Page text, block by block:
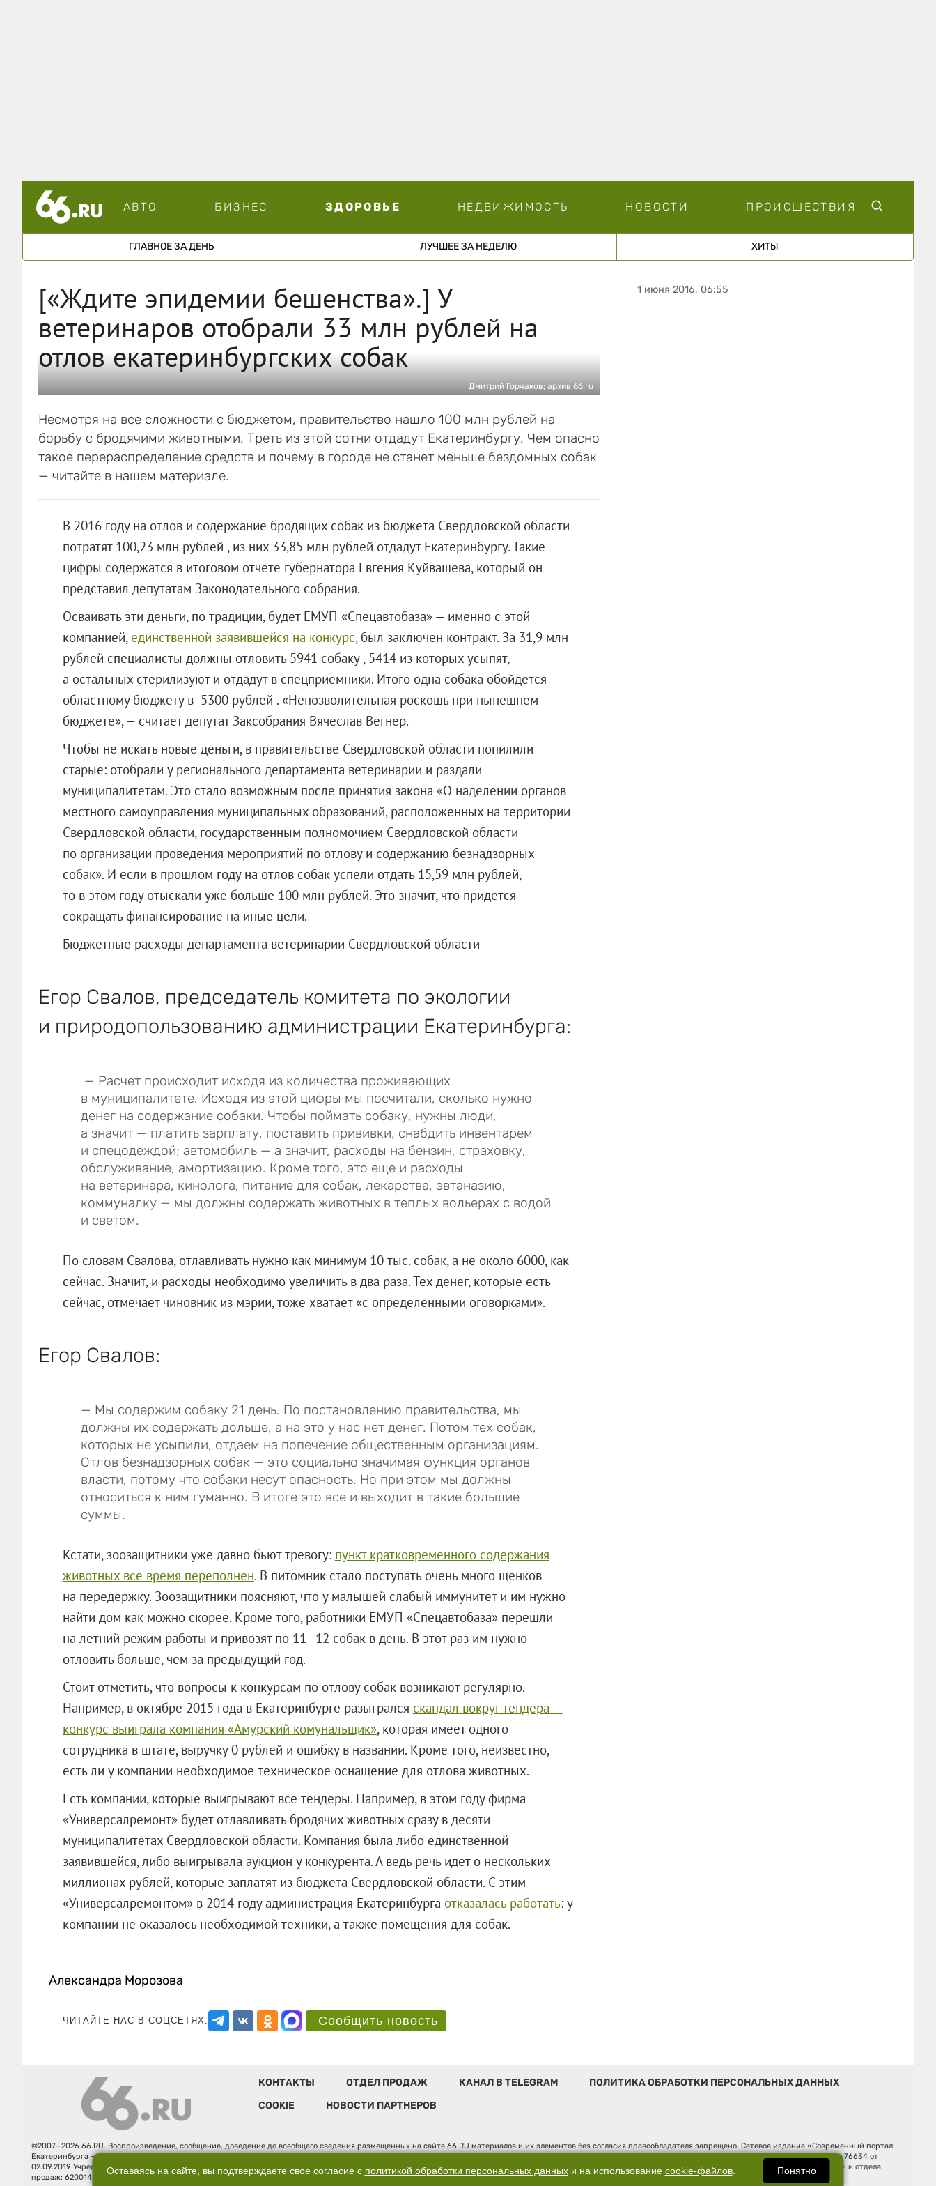
АВТО БИЗНЕС ЗДОРОВЬЕ НЕДВИЖИМОСТЬ НОВОСТИ ПРОИСШЕСТВИЯ
ГЛАВНОЕ ЗА ДЕНЬ ЛУЧШЕЕ ЗА НЕДЕЛЮ ХИТЫ
[«Ждите эпидемии бешенства».] У
ветеринаров отобрали 33 млн рублей на
отлов екатеринбургских собак
Дмитрий Горчаков; архив 66.ru
Несмотря на все сложности с бюджетом, правительство нашло 100 млн рублей на
борьбу с бродячими животными. Треть из этой сотни отдадут Екатеринбургу. Чем опасно
такое перераспределение средств и почему в городе не станет меньше бездомных собак
— читайте в нашем материале.
В 2016 году на отлов и содержание бродящих собак из бюджета Свердловской области
потратят 100,23 млн рублей , из них 33,85 млн рублей отдадут Екатеринбургу. Такие
цифры содержатся в итоговом отчете губернатора Евгения Куйвашева, который он
представил депутатам Законодательного собрания.
Осваивать эти деньги, по традиции, будет ЕМУП «Спецавтобаза» — именно с этой
компанией, единственной заявившейся на конкурс, был заключен контракт. За 31,9 млн
рублей специалисты должны отловить 5941 собаку , 5414 из которых усыпят,
а остальных стерилизуют и отдадут в спецприемники. Итого одна собака обойдется
областному бюджету в 5300 рублей . «Непозволительная роскошь при нынешнем
бюджете», — считает депутат Заксобрания Вячеслав Вегнер.
Чтобы не искать новые деньги, в правительстве Свердловской области попилили
старые: отобрали у регионального департамента ветеринарии и раздали
муниципалитетам. Это стало возможным после принятия закона «О наделении органов
местного самоуправления муниципальных образований, расположенных на территории
Свердловской области, государственным полномочием Свердловской области
по организации проведения мероприятий по отлову и содержанию безнадзорных
собак». И если в прошлом году на отлов собак успели отдать 15,59 млн рублей,
то в этом году отыскали уже больше 100 млн рублей. Это значит, что придется
сокращать финансирование на иные цели.
Бюджетные расходы департамента ветеринарии Свердловской области
Егор Свалов, председатель комитета по экологии
и природопользованию администрации Екатеринбурга:
— Расчет происходит исходя из количества проживающих
в муниципалитете. Исходя из этой цифры мы посчитали, сколько нужно
денег на содержание собаки. Чтобы поймать собаку, нужны люди,
а значит — платить зарплату, поставить прививки, снабдить инвентарем
и спецодеждой; автомобиль — а значит, расходы на бензин, страховку,
обслуживание, амортизацию. Кроме того, это еще и расходы
на ветеринара, кинолога, питание для собак, лекарства, эвтаназию,
коммуналку — мы должны содержать животных в теплых вольерах с водой
и светом.
По словам Свалова, отлавливать нужно как минимум 10 тыс. собак, а не около 6000, как
сейчас. Значит, и расходы необходимо увеличить в два раза. Тех денег, которые есть
сейчас, отмечает чиновник из мэрии, тоже хватает «с определенными оговорками».
Егор Свалов:
— Мы содержим собаку 21 день. По постановлению правительства, мы
должны их содержать дольше, а на это у нас нет денег. Потом тех собак,
которых не усыпили, отдаем на попечение общественным организациям.
Отлов безнадзорных собак — это социально значимая функция органов
власти, потому что собаки несут опасность. Но при этом мы должны
относиться к ним гуманно. В итоге это все и выходит в такие большие
суммы.
Кстати, зоозащитники уже давно бьют тревогу: пункт кратковременного содержания
животных все время переполнен. В питомник стало поступать очень много щенков
на передержку. Зоозащитники поясняют, что у малышей слабый иммунитет и им нужно
найти дом как можно скорее. Кроме того, работники ЕМУП «Спецавтобаза» перешли
на летний режим работы и привозят по 11–12 собак в день. В этот раз им нужно
отловить больше, чем за предыдущий год.
Стоит отметить, что вопросы к конкурсам по отлову собак возникают регулярно.
Например, в октябре 2015 года в Екатеринбурге разыгрался скандал вокруг тендера —
конкурс выиграла компания «Амурский комунальщик», которая имеет одного
сотрудника в штате, выручку 0 рублей и ошибку в названии. Кроме того, неизвестно,
есть ли у компании необходимое техническое оснащение для отлова животных.
Есть компании, которые выигрывают все тендеры. Например, в этом году фирма
«Универсалремонт» будет отлавливать бродячих животных сразу в десяти
муниципалитетах Свердловской области. Компания была либо единственной
заявившейся, либо выигрывала аукцион у конкурента. А ведь речь идет о нескольких
миллионах рублей, которые заплатят из бюджета Свердловской области. С этим
«Универсалремонтом» в 2014 году администрация Екатеринбурга отказалась работать: у
компании не оказалось необходимой техники, а также помещения для собак.
Александра Морозова
ЧИТАЙТЕ НАС В СОЦСЕТЯХ: Сообщить новость
1 июня 2016, 06:55
КОНТАКТЫ ОТДЕЛ ПРОДАЖ КАНАЛ В TELEGRAM
ПОЛИТИКА ОБРАБОТКИ ПЕРСОНАЛЬНЫХ ДАННЫХ
COOKIE
НОВОСТИ ПАРТНЕРОВ
©2007—2026 66.RU. Воспроизведение, сообщение, доведение до всеобщего сведения размещенных на сайте 66.RU материалов и их элементов без согласия правообладателя запрещено. Сетевое издание «Современный портал
Екатеринбурга — «66.ru» (18+) зарегистрировано Федеральной службой по надзору в сфере связи, информационных технологий и массовых коммуникаций (Роскомнадзор). Регистрационный номер ЭЛ № ФС 77 - 76634 от
02.09.2019 Учредитель: Общество с ограниченной ответственностью "66.ру". Юридический адрес: 620014, Свердловская обл., г. Екатеринбург, ул. Бориса Ельцина, строение 3, оф. 7015 Фактический адрес редакции и отдела
продаж: 620014, Свердловская обл., г. Екатеринбург, ул. Бориса Ельцина, д. 3, оф. 7015, +7 (343) 288-50-66 info@news.66.ru Главный редактор: Шлыков Дмитрий Владимирович
Оставаясь на сайте, вы подтверждаете свое согласие с политикой обработки персональных данныхи на использование cookie-файлов. Понятно